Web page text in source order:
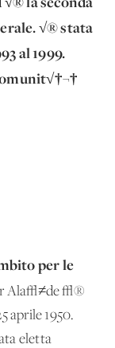
√® stata
al 1999.
per le
Ala√≠de √®
aprile 1950.
eletta